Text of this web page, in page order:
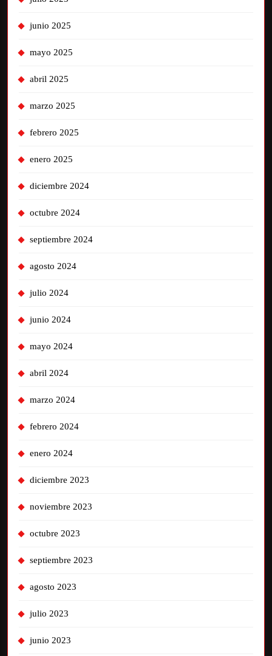
junio 2025
mayo 2025
abril 2025
marzo 2025
febrero 2025
enero 2025
diciembre 2024
octubre 2024
septiembre 2024
agosto 2024
julio 2024
junio 2024
mayo 2024
abril 2024
marzo 2024
febrero 2024
enero 2024
diciembre 2023
noviembre 2023
octubre 2023
septiembre 2023
agosto 2023
julio 2023
junio 2023